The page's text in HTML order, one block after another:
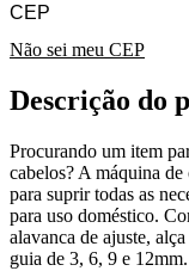
Não sei meu CEP
Descrição do
Procurando um item
cabelos? A máquina
para suprir todas as
para uso doméstico.
alavanca de ajuste,
guia de 3, 6, 9 e 12mm.